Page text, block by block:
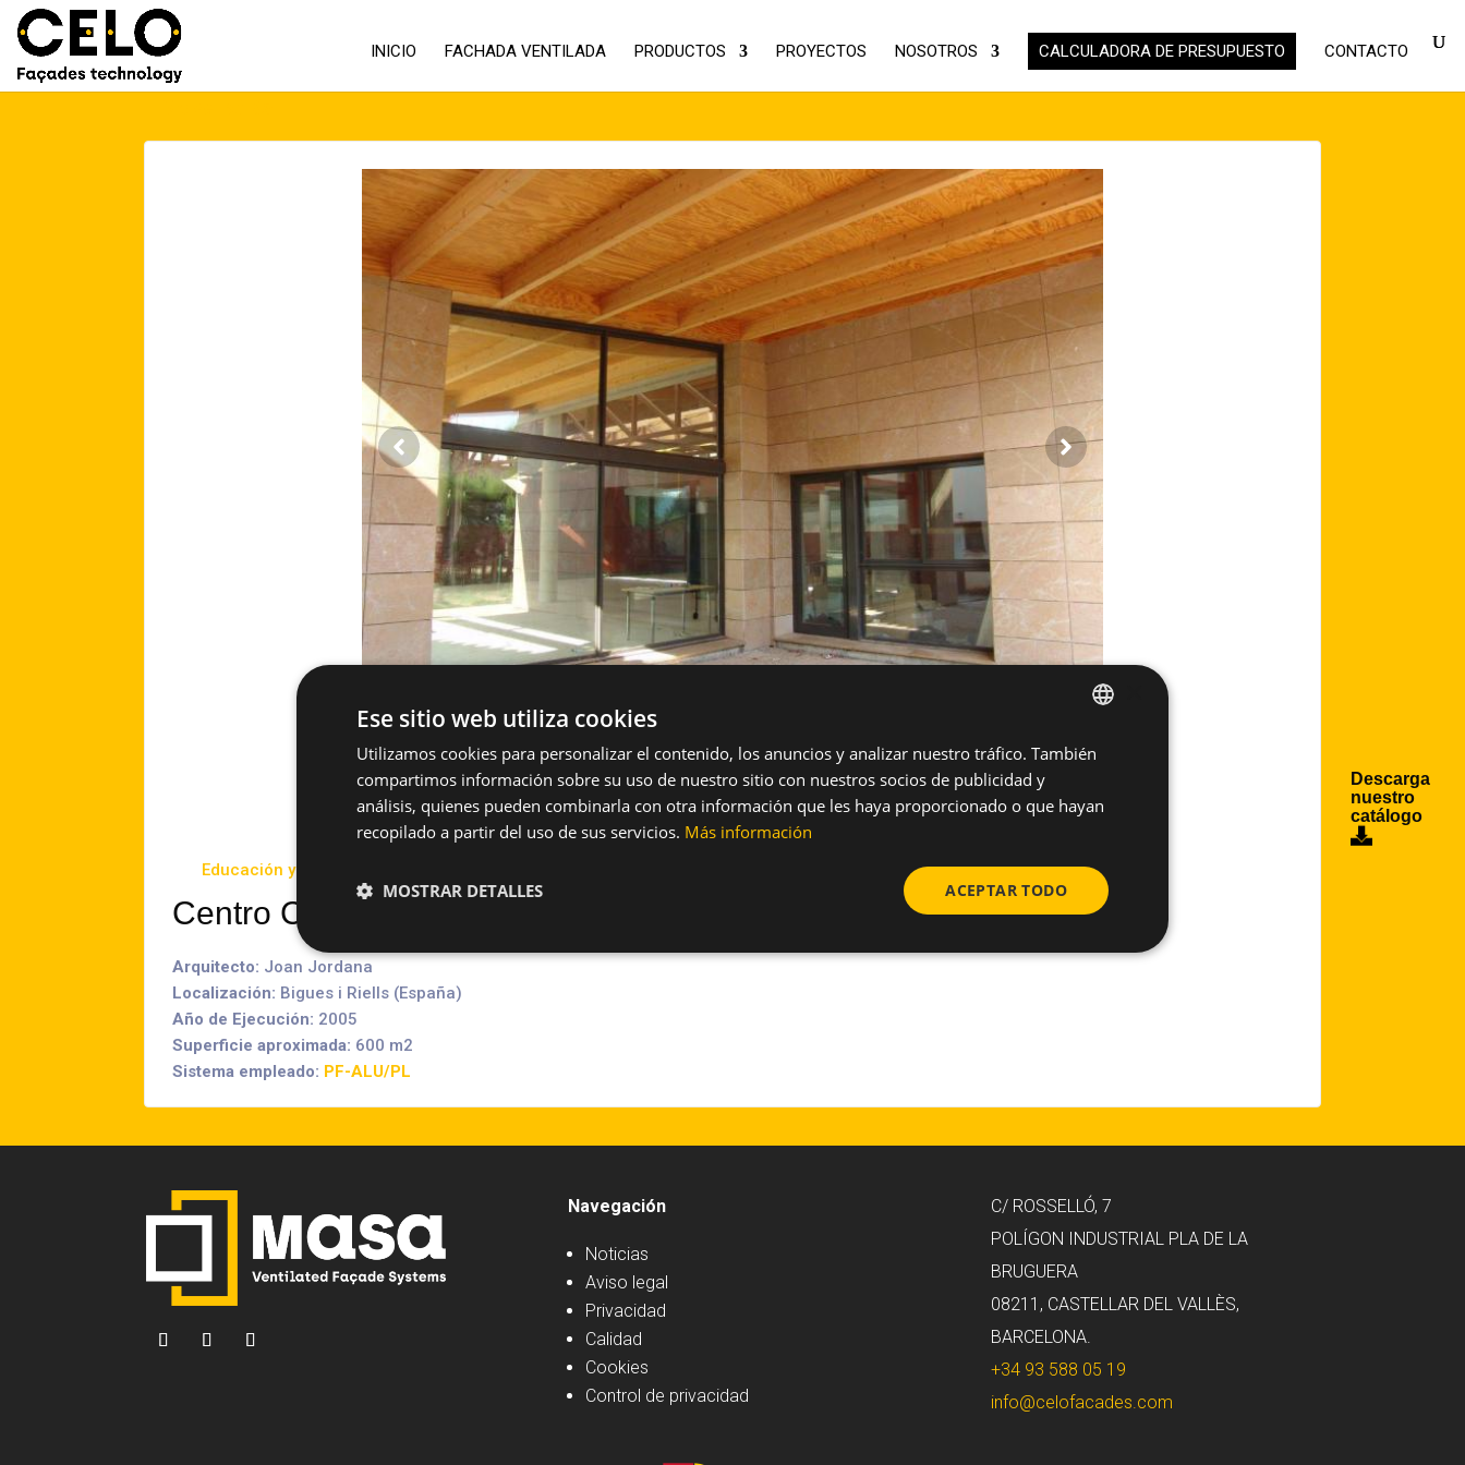
INICIO FACHADA VENTILADA PRODUCTOS PROYECTOS NOSOTROS CALCULADORA DE PRESUPUESTO CONTACTO
Educación y cultura
Centro Civico Riells del Fai
Arquitecto: Joan Jordana
Localización: Bigues i Riells (España)
Año de Ejecución: 2005
Superficie aproximada: 600 m2
Sistema empleado: PF-ALU/PL
Navegación
Noticias
Aviso legal
Privacidad
Calidad
Cookies
Control de privacidad
C/ ROSSELLÓ, 7
POLÍGON INDUSTRIAL PLA DE LA
BRUGUERA
08211, CASTELLAR DEL VALLÈS,
BARCELONA.
+34 93 588 05 19
info@celofacades.com
Descarga
nuestro
catálogo
SPANISH
Ese sitio web utiliza cookies
Utilizamos cookies para personalizar el contenido, los anuncios y analizar nuestro tráfico. También
compartimos información sobre su uso de nuestro sitio con nuestros socios de publicidad y
análisis, quienes pueden combinarla con otra información que les haya proporcionado o que hayan
recopilado a partir del uso de sus servicios. Más información
ACEPTAR TODO
MOSTRAR DETALLES